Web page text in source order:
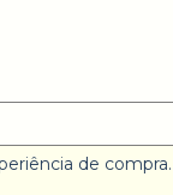
de compra.